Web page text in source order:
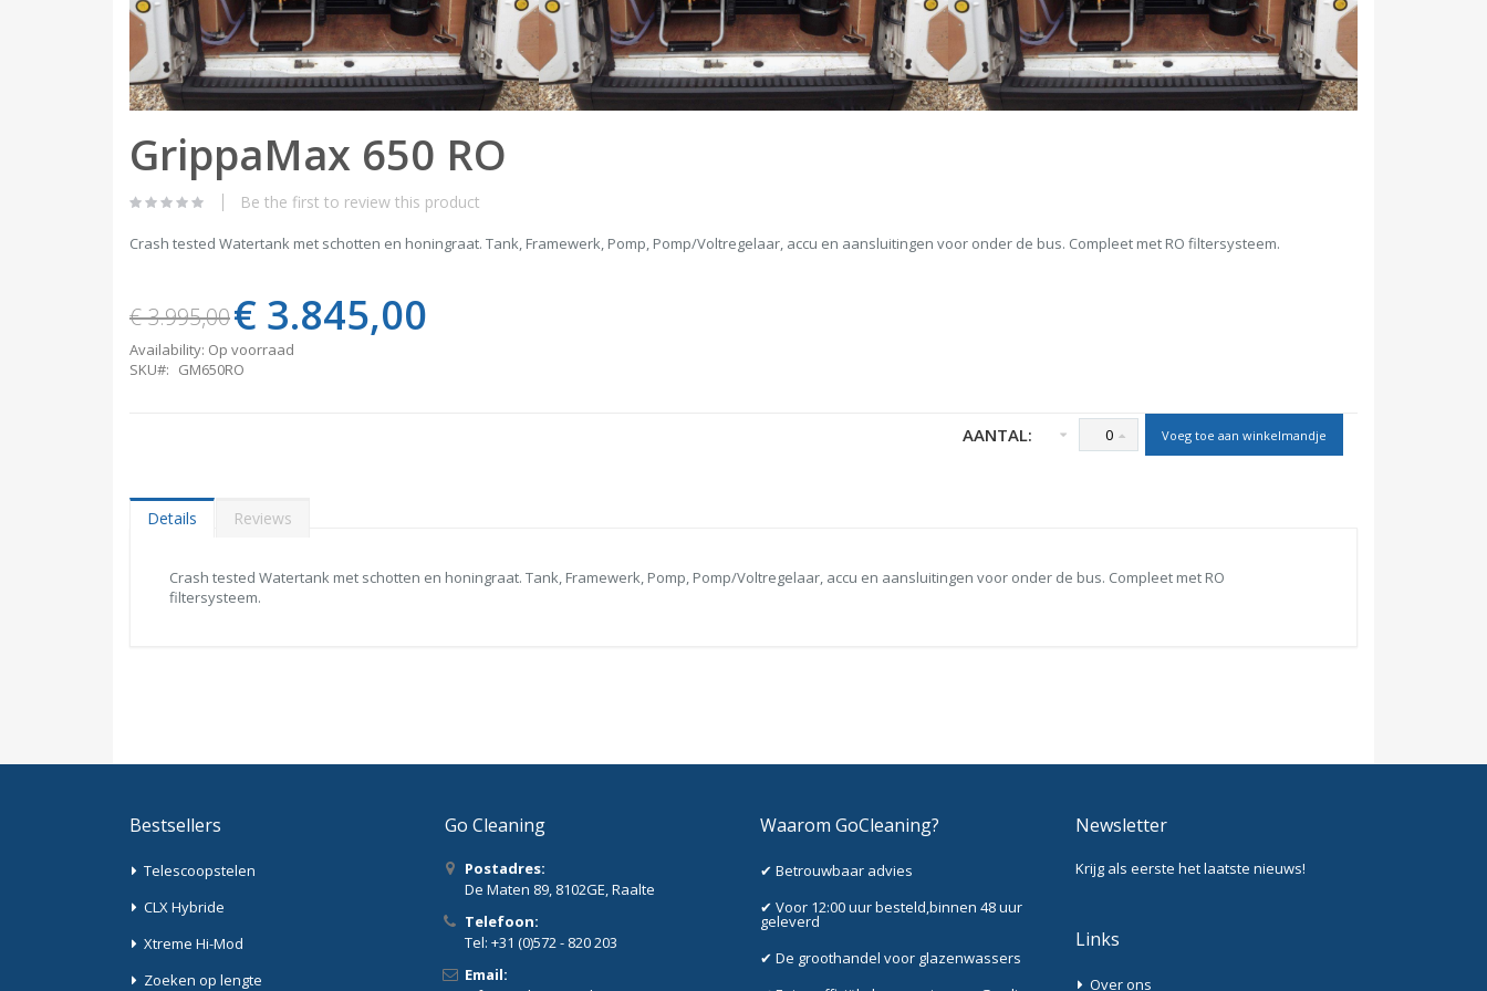
to
the
beginning
of
images
GrippaMax 650 RO
Be the first to review this product
Crash tested Watertank met schotten en honingraat. Tank, Framewerk, Pomp, Pomp/Voltregelaar, accu en aansluitingen voor onder de bus. Compleet met RO filtersysteem.
€ 3.995,00 Special
Price
€ 3.845,00
Availability: Op voorraad
SKU
GM650RO
AANTAL: Voeg toe aan winkelmandje
Details
Crash tested Watertank met schotten en honingraat. Tank, Framewerk, Pomp, Pomp/Voltregelaar, accu en aansluitingen voor onder de bus. Compleet met RO
filtersysteem.
Reviews
Bestsellers
Telescoopstelen
CLX Hybride
Xtreme Hi-Mod
Zoeken op lengte
Go Cleaning
Postadres:
De Maten 89, 8102GE, Raalte
Telefoon:
Tel: +31 (0)572 - 820 203
Email:
Waarom GoCleaning?
✔ Betrouwbaar advies
✔ Voor 12:00 uur besteld,binnen 48 uur
geleverd
✔ De groothandel voor glazenwassers
Newsletter
Krijg als eerste het laatste nieuws!
Links
Over ons